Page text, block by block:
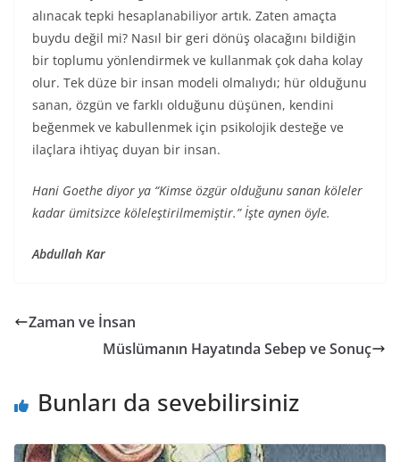
alınacak tepki hesaplanabiliyor artık. Zaten amaçta
buydu değil mi? Nasıl bir geri dönüş olacağını bildiğin
bir toplumu yönlendirmek ve kullanmak çok daha kolay
olur. Tek düze bir insan modeli olmalıydı; hür olduğunu
sanan, özgün ve farklı olduğunu düşünen, kendini
beğenmek ve kabullenmek için psikolojik desteğe ve
ilaçlara ihtiyaç duyan bir insan.
Hani Goethe diyor ya “Kimse özgür olduğunu sanan köleler
kadar ümitsizce köleleştirilmemiştir.” İşte aynen öyle.
Abdullah Kar
Zaman ve İnsan
Müslümanın Hayatında Sebep ve Sonuç
Bunları da sevebilirsiniz